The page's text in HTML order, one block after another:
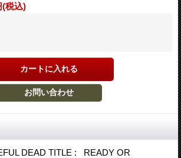
(税込)
DEAD TITLE : READY OR